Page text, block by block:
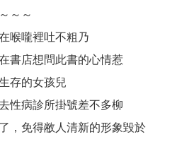
～～
喉嚨裡吐不粗乃
書店想問此書的心情惹
存的女孩兒
性病診所掛號差不多柳
，免得敝人清新的形象毀於